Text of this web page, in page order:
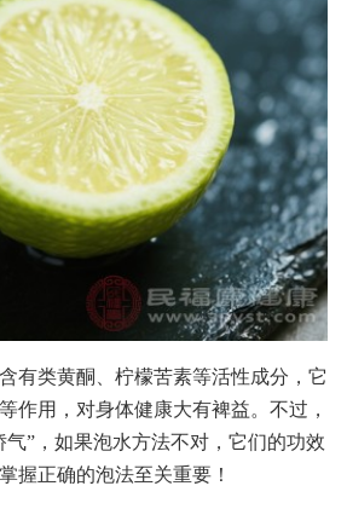
有类黄酮、柠檬苦素等活性成分，它
作用，对身体健康大有裨益。不过，
”，如果泡水方法不对，它们的功效
握正确的泡法至关重要！